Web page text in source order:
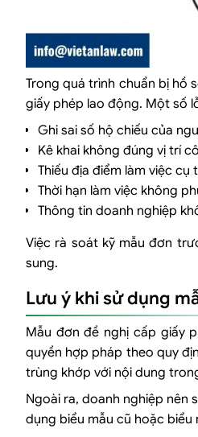
Trong quá trình chuẩn bị hồ
giấy phép lao động. Một số
Ghi sai số hộ chiếu của
Kê khai không đúng vị trí
Thiếu địa điểm làm việc cụ
Thời hạn làm việc không
Thông tin doanh nghiệp
Việc rà soát kỹ mẫu đơn
sung.
Lưu ý khi sử dụng
Mẫu đơn đề nghị cấp giấy
quyền hợp pháp theo quy
trùng khớp với nội dung
Ngoài ra, doanh nghiệp nên
dụng biểu mẫu cũ hoặc